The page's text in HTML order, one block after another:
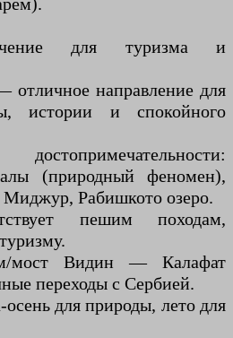
для туризма и
отличное направление для
истории и спокойного
(природный феномен),
Рабишкото озеро.
пешим походам,
мост Видин — Калафат
переходы с Сербией.
для природы, лето для